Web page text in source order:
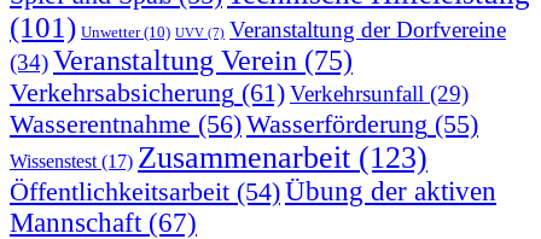
(101) Unwetter(10) UVV (7) Veranstaltung der Dorfvereine
(34)Veranstaltung Verein (75)
Verkehrsabsicherung (61)Verkehrsunfall (29)
Wasserentnahme (56)Wasserförderung (55)
Wissenstest (17) Zusammenarbeit (123)
Öffentlichkeitsarbeit (54)Übung der aktiven
Mannschaft (67)